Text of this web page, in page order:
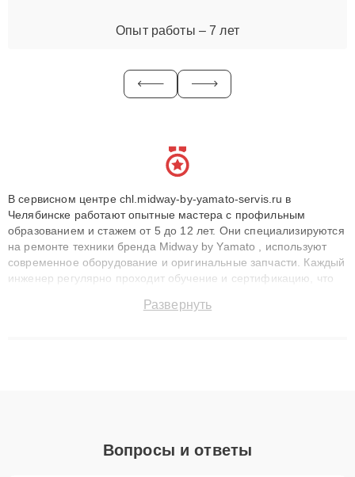
Опыт работы – 7 лет
В сервисном центре chl.midway-by-yamato-servis.ru в
Челябинске работают опытные мастера с профильным
образованием и стажем от 5 до 12 лет. Они специализируются
на ремонте техники бренда Midway by Yamato , используют
современное оборудование и оригинальные запчасти. Каждый
инженер регулярно проходит обучение и сертификацию, что
восстанавливать технику с сохранением гарантии до 3 лет.
Развернуть
Вопросы и ответы